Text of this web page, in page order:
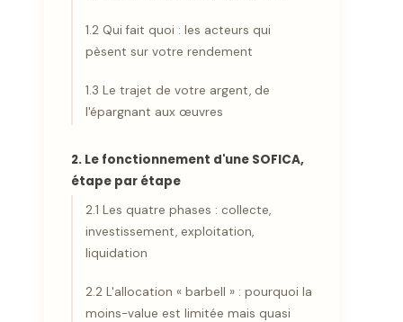
1.2 Qui fait quoi : les acteurs qui
pèsent sur votre rendement
1.3 Le trajet de votre argent, de
l'épargnant aux œuvres
2. Le fonctionnement d'une SOFICA,
étape par étape
2.1 Les quatre phases : collecte,
investissement, exploitation,
liquidation
2.2 L'allocation « barbell » : pourquoi la
moins-value est limitée mais quasi